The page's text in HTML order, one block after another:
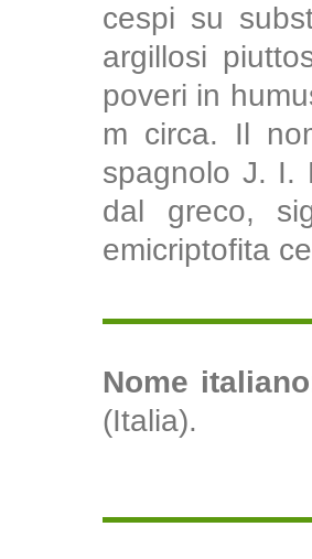
cespi su
argillosi
poveri in
m circa. Il
spagnolo J. I.
dal greco,
emicriptofita
Nome
(Italia).